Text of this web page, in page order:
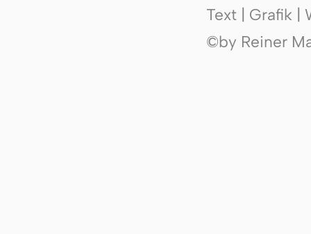
Text | Grafik |
©by Reiner